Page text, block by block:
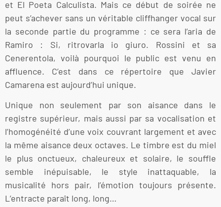
et El Poeta Calculista. Mais ce début de soirée ne
peut s’achever sans un véritable cliffhanger vocal sur
la seconde partie du programme : ce sera l’aria de
Ramiro : Si, ritrovarla io giuro. Rossini et sa
Cenerentola, voilà pourquoi le public est venu en
affluence. C’est dans ce répertoire que Javier
Camarena est aujourd’hui unique.
Unique non seulement par son aisance dans le
registre supérieur, mais aussi par sa vocalisation et
l’homogénéité d’une voix couvrant largement et avec
la même aisance deux octaves. Le timbre est du miel
le plus onctueux, chaleureux et solaire, le souffle
semble inépuisable, le style inattaquable, la
musicalité hors pair, l’émotion toujours présente.
L’entracte paraît long, long…